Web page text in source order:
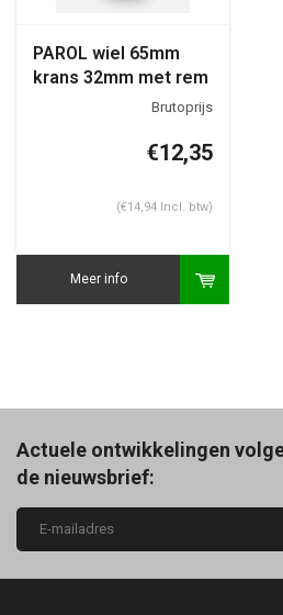
PAROL wiel 65mm
krans 32mm met rem
€12,35
(€14,94 Incl. btw)
Meer info
Actuele ontwikkelingen
de nieuwsbrief: